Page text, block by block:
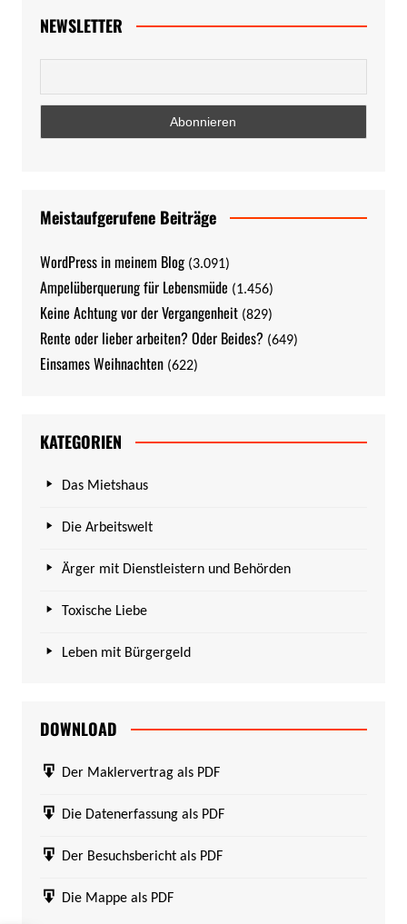
NEWSLETTER
Meistaufgerufene Beiträge
WordPress in meinem Blog (3.091)
Ampelüberquerung für Lebensmüde (1.456)
Keine Achtung vor der Vergangenheit (829)
Rente oder lieber arbeiten? Oder Beides? (649)
Einsames Weihnachten (622)
KATEGORIEN
Das Mietshaus
Die Arbeitswelt
Ärger mit Dienstleistern und Behörden
Toxische Liebe
Leben mit Bürgergeld
DOWNLOAD
Der Maklervertrag als PDF
Die Datenerfassung als PDF
Der Besuchsbericht als PDF
Die Mappe als PDF